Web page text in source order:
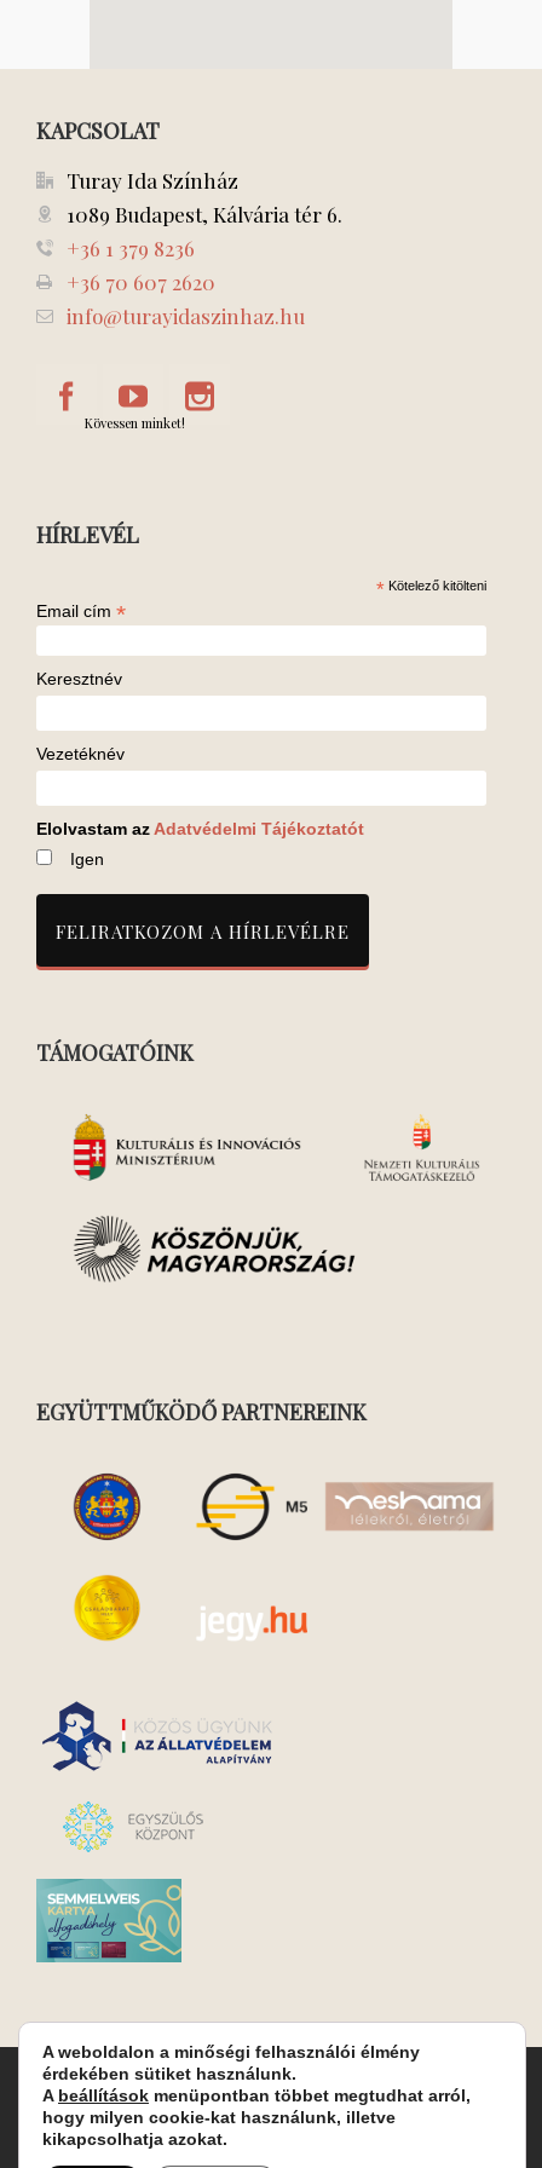
KAPCSOLAT
Turay Ida Színház
1089 Budapest, Kálvária tér 6.
+36 1 379 8236
+36 70 607 2620
info@turayidaszinhaz.hu
Kövessen minket!
HÍRLEVÉL
* Kötelező kitölteni
Email cím *
Keresztnév
Vezetéknév
Elolvastam az Adatvédelmi Tájékoztatót
Igen
TÁMOGATÓINK
EGYÜTTMŰKÖDŐ PARTNEREINK
Turay Ida Színház Közhasznú Nonprofit Kft. | Működési
helyszín: Turay Ida Színház 1089 Budapest, Kálvária tér 6. |
Levelezési cím: 1089 Budapest, Kálvária tér 14. | Titkárság:
A weboldalon a minőségi felhasználói élmény
érdekében sütiket használunk.
A beállítások menüpontban többet megtudhat arról,
hogy milyen cookie-kat használunk, illetve
kikapcsolhatja azokat.